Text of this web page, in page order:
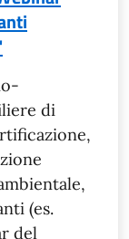
di
(es.
del